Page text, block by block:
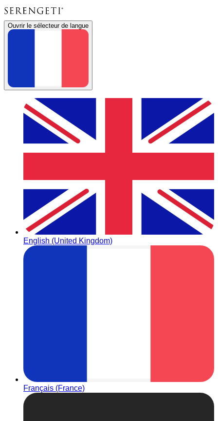
Ouvrir le sélecteur de langue
English (United Kingdom)
Français (France)